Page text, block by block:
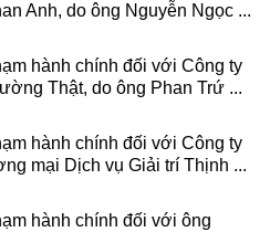
Anh, do ông Nguyễn Ngọc ...
hành chính đối với Công ty
Thật, do ông Phan Trứ ...
hành chính đối với Công ty
mại Dịch vụ Giải trí Thịnh ...
hành chính đối với ông